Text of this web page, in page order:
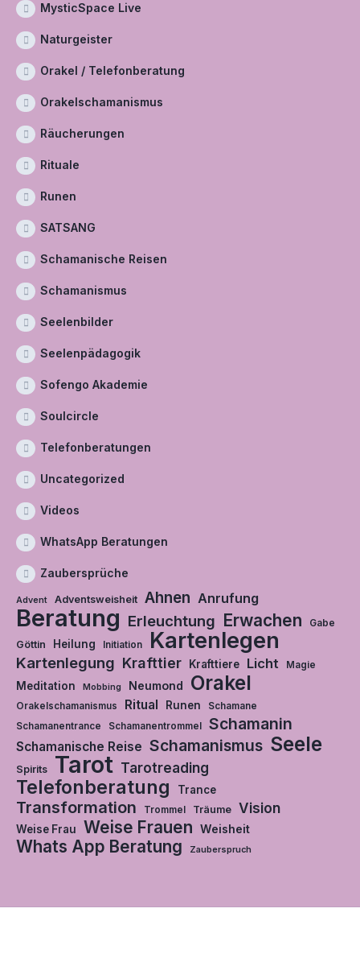
MysticSpace Live
Naturgeister
Orakel / Telefonberatung
Orakelschamanismus
Räucherungen
Rituale
Runen
SATSANG
Schamanische Reisen
Schamanismus
Seelenbilder
Seelenpädagogik
Sofengo Akademie
Soulcircle
Telefonberatungen
Uncategorized
Videos
WhatsApp Beratungen
Zaubersprüche
Advent Adventsweisheit Ahnen Anrufung
Beratung Erleuchtung Erwachen Gabe
Göttin Heilung Initiation Kartenlegen
Kartenlegung Krafttier Krafttiere Licht Magie
Meditation Mobbing Neumond Orakel
Orakelschamanismus Ritual Runen
Schamane
Schamanentrance
Schamanentrommel Schamanin
Schamanische Reise Schamanismus Seele
Spirits Tarot Tarotreading
Telefonberatung Trance
Transformation Trommel Träume Vision
Weise Frau Weise Frauen Weisheit
Whats App Beratung Zauberspruch